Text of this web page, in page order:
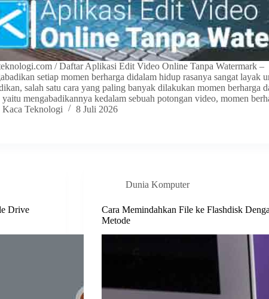
/ Daftar Aplikasi Edit Video Online Tanpa Watermark –
setiap momen berharga didalam hidup rasanya sangat layak
salah satu cara yang paling banyak dilakukan momen berharga
mengabadikannya kedalam sebuah potongan video, momen
Kaca Teknologi
8 Juli 2026
Drive
Dunia Komputer
Cara Memindahkan File ke Flashdisk
Metode